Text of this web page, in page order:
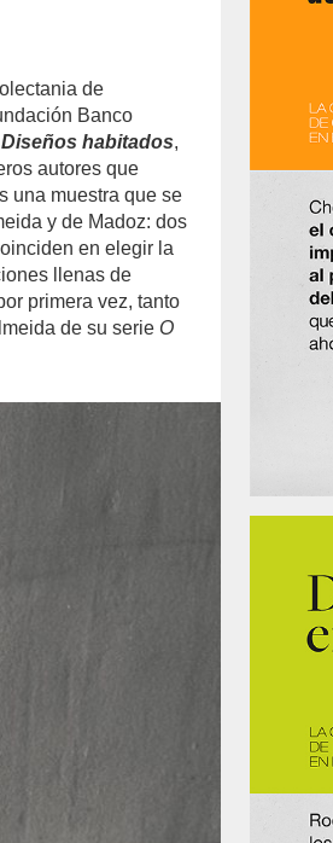
de
Banco
habitados,
autores que
una muestra que se
y de Madoz: dos
en elegir la
llenas de
primera vez, tanto
de su serie O